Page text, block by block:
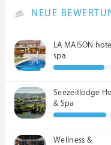
NEUE
LA MAISON
spa
Seezeitlodge
& Spa
Wellness &